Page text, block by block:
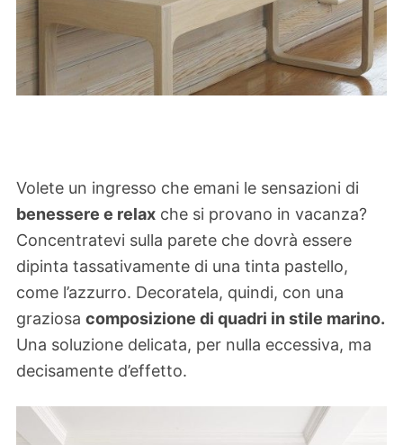
Volete un ingresso che emani le sensazioni di
benessere e relax che si provano in vacanza?
Concentratevi sulla parete che dovrà essere
dipinta tassativamente di una tinta pastello,
come l’azzurro. Decoratela, quindi, con una
graziosa composizione di quadri in stile marino.
Una soluzione delicata, per nulla eccessiva, ma
decisamente d’effetto.